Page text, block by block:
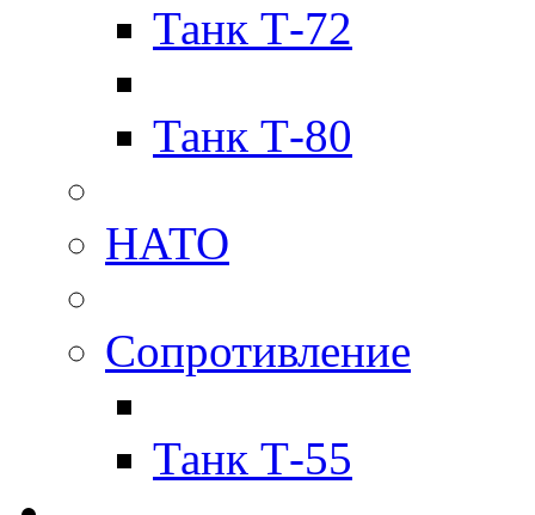
Танк Т-72
Танк Т-80
НАТО
Сопротивление
Танк Т-55